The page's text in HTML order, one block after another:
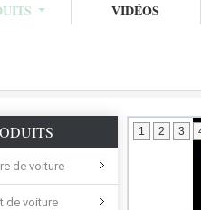
VIDÉOS
de voiture
de voiture
1 2 3